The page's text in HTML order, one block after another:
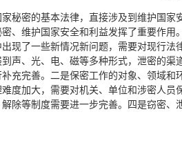
秘密的基本法律，直接涉及到维护国
、维护国家安全和利益发挥了重要作
现了一些新情况新问题，需要对现行
声、光、电、磁等多种形式，泄密的
充完善。二是保密工作的对象、领域
度加大，需要对机关、单位和涉密人
除等制度需要进一步完善。四是窃密